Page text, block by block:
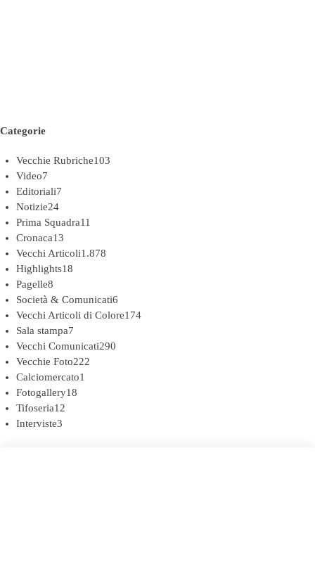
Categorie
Vecchie Rubriche103
Video7
Editoriali7
Notizie24
Prima Squadra11
Cronaca13
Vecchi Articoli1.878
Highlights18
Pagelle8
Società & Comunicati6
Vecchi Articoli di Colore174
Sala stampa7
Vecchi Comunicati290
Vecchie Foto222
Calciomercato1
Fotogallery18
Tifoseria12
Interviste3